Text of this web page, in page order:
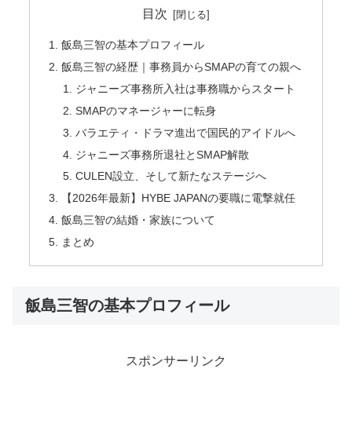
目次
飯島三智の基本プロフィール
飯島三智の経歴｜事務員からSMAPの育ての親へ
ジャニーズ事務所入社は事務職からスタート
SMAPのマネージャーに転身
バラエティ・ドラマ進出で国民的アイドルへ
ジャニーズ事務所退社とSMAP解散
CULEN設立、そして新たなステージへ
【2026年最新】HYBE JAPANの要職に電撃就任
飯島三智の結婚・家族について
まとめ
飯島三智の基本プロフィール
スポンサーリンク